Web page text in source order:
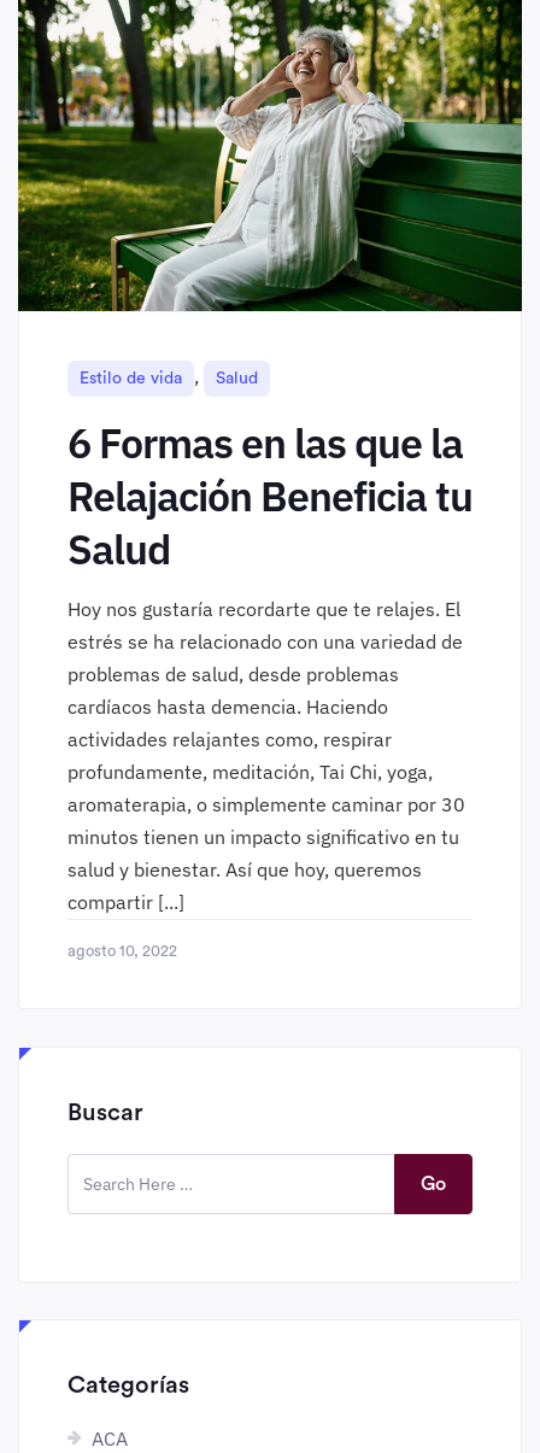
Estilo de vida , Salud
6 Formas en las que la
Relajación Beneficia tu
Salud
Hoy nos gustaría recordarte que te relajes. El
estrés se ha relacionado con una variedad de
problemas de salud, desde problemas
cardíacos hasta demencia. Haciendo
actividades relajantes como, respirar
profundamente, meditación, Tai Chi, yoga,
aromaterapia, o simplemente caminar por 30
minutos tienen un impacto significativo en tu
salud y bienestar. Así que hoy, queremos
compartir [...]
agosto 10, 2022
Buscar
Go
Categorías
ACA